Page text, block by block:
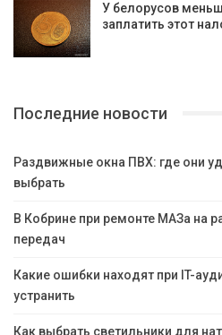
У белорусов
заплатить этот
Последние новости
Раздвижные окна ПВХ: где они
выбрать
В Кобрине при ремонте МАЗа на
передач
Какие ошибки находят при IT-
устранить
Как выбрать светильники для